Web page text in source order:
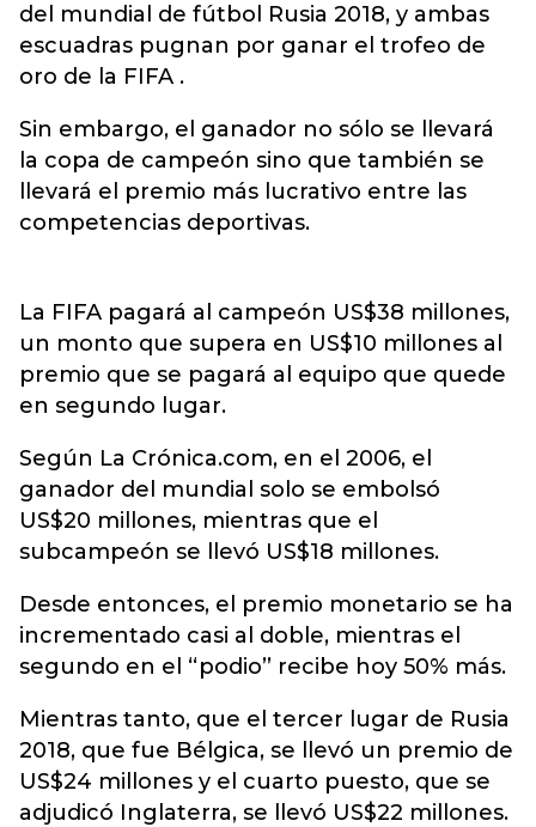
del mundial de fútbol Rusia 2018, y ambas
escuadras pugnan por ganar el trofeo de
oro de la FIFA .
Sin embargo, el ganador no sólo se llevará
la copa de campeón sino que también se
llevará el premio más lucrativo entre las
competencias deportivas.
La FIFA pagará al campeón US$38 millones,
un monto que supera en US$10 millones al
premio que se pagará al equipo que quede
en segundo lugar.
Según La Crónica.com, en el 2006, el
ganador del mundial solo se embolsó
US$20 millones, mientras que el
subcampeón se llevó US$18 millones.
Desde entonces, el premio monetario se ha
incrementado casi al doble, mientras el
segundo en el ‘‘podio’’ recibe hoy 50% más.
Mientras tanto, que el tercer lugar de Rusia
2018, que fue Bélgica, se llevó un premio de
US$24 millones y el cuarto puesto, que se
adjudicó Inglaterra, se llevó US$22 millones.